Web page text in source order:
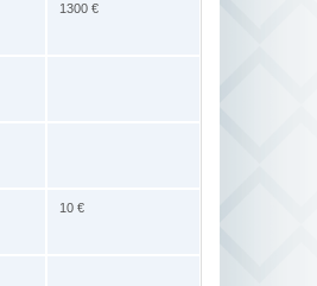
1300 €
10 €